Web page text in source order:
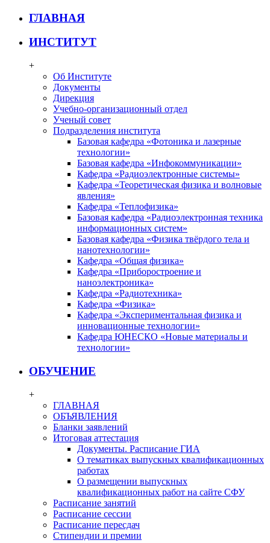
ГЛАВНАЯ
ИНСТИТУТ
+
Об Институте
Документы
Дирекция
Учебно-организационный отдел
Ученый совет
Подразделения института
Базовая кафедра «Фотоника и лазерные
технологии»
Базовая кафедра «Инфокоммуникации»
Кафедра «Радиоэлектронные системы»
Кафедра «Теоретическая физика и волновые
явления»
Кафедра «Теплофизика»
Базовая кафедра «Радиоэлектронная техника
информационных систем»
Базовая кафедра «Физика твёрдого тела и
нанотехнологии»
Кафедра «Общая физика»
Кафедра «Приборостроение и
наноэлектроника»
Кафедра «Радиотехника»
Кафедра «Физика»
Кафедра «Экспериментальная физика и
инновационные технологии»
Кафедра ЮНЕСКО «Новые материалы и
технологии»
ОБУЧЕНИЕ
+
ГЛАВНАЯ
ОБЪЯВЛЕНИЯ
Бланки заявлений
Итоговая аттестация
Документы. Расписание ГИА
О тематиках выпускных квалификационных
работах
О размещении выпускных
квалификационных работ на сайте СФУ
Расписание занятий
Расписание сессии
Расписание пересдач
Стипендии и премии